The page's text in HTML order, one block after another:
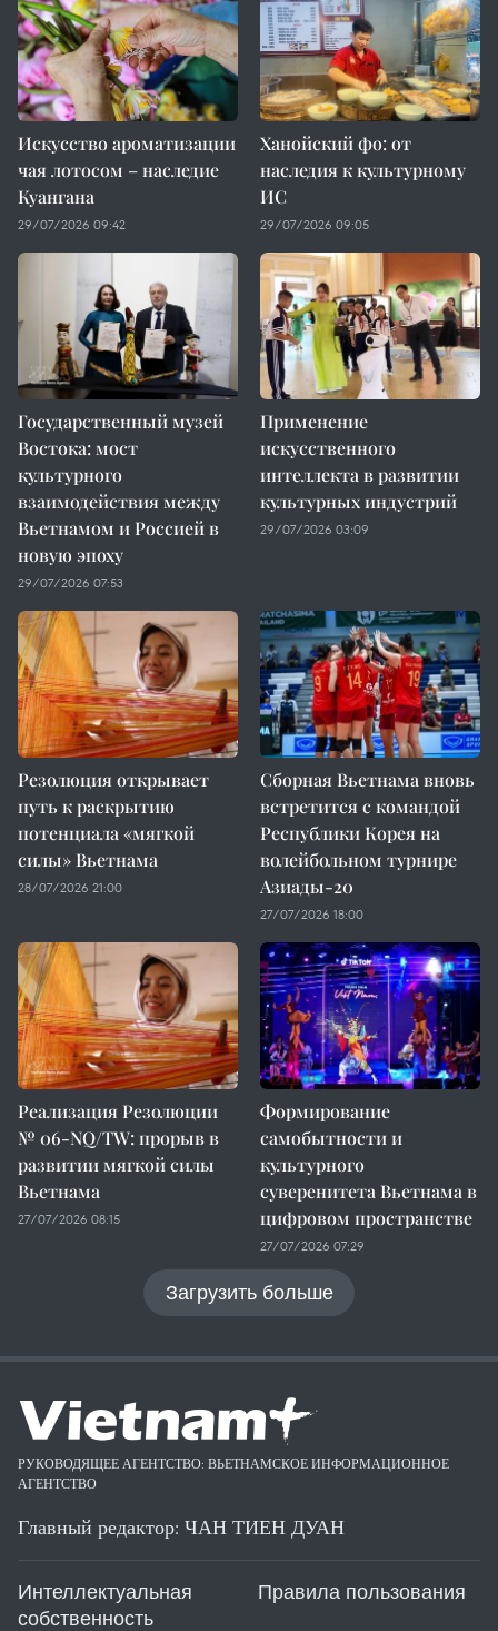
Искусство ароматизации
чая лотосом – наследие
Куангана
29/07/2026 09:42
Ханойский фо: от
наследия к культурному
ИС
29/07/2026 09:05
Государственный музей
Востока: мост
культурного
взаимодействия между
Вьетнамом и Россией в
новую эпоху
29/07/2026 07:53
Применение
искусственного
интеллекта в развитии
культурных индустрий
29/07/2026 03:09
Резолюция открывает
путь к раскрытию
потенциала «мягкой
силы» Вьетнама
28/07/2026 21:00
Сборная Вьетнама вновь
встретится с командой
Республики Корея на
волейбольном турнире
Азиады-20
27/07/2026 18:00
Реализация Резолюции
№ 06-NQ/TW: прорыв в
развитии мягкой силы
Вьетнама
27/07/2026 08:15
Формирование
самобытности и
культурного
суверенитета Вьетнама в
цифровом пространстве
27/07/2026 07:29
Загрузить больше
РУКОВОДЯЩЕЕ АГЕНТСТВО: ВЬЕТНАМСКОЕ ИНФОРМАЦИОННОЕ
АГЕНТСТВО
Главный редактор: ЧАН ТИЕН ДУАН
Интеллектуальная
собственность
Правила пользования